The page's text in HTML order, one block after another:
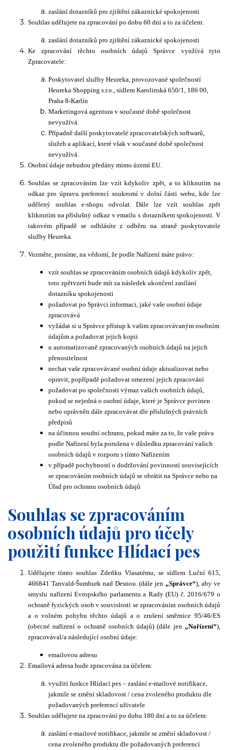
zaslání dotazníků pro zjištění zákaznické spokojenosti
Souhlas udělujete na zpracování po dobu 60 dní a to za účelem:
zaslání dotazníků pro zjištění zákaznické spokojenosti
Ke zpracování těchto osobních údajů Správce využívá tyto
Zpracovatele:
Poskytovatel služby Heureka, provozované společností
Heureka Shopping s.r.o., sídlem Karolinská 650/1, 186 00,
Praha 8-Karlín
Marketingová agentura v současné době společnost
nevyužívá.
Případně další poskytovatelé zpracovatelských softwarů,
služeb a aplikací, které však v současné době společnost
nevyužívá.
Osobní údaje nebudou předány mimo území EU.
Souhlas se zpracováním lze vzít kdykoliv zpět, a to kliknutím na
odkaz pro úpravu preferencí soukromí v dolní části webu, kde lze
udělený souhlas e-shopu odvolat. Dále lze vzít souhlas zpět
kliknutím na příslušný odkaz v emailu s dotazníkem spokojenosti. V
takovém případě se odhlásíte z odběru na straně poskytovatele
služby Heureka.
Vezměte, prosíme, na vědomí, že podle Nařízení máte právo:
vzít souhlas se zpracováním osobních údajů kdykoliv zpět,
toto zpětvzetí bude mít za následek ukončení zasílání
dotazníku spokojenosti
požadovat po Správci informaci, jaké vaše osobní údaje
zpracovává
vyžádat si u Správce přístup k vašim zpracovávaným osobním
údajům a požadovat jejich kopii
u automatizovaně zpracovaných osobních údajů na jejich
přenositelnost
nechat vaše zpracovávané osobní údaje aktualizovat nebo
opravit, popřípadě požadovat omezení jejich zpracování
požadovat po společnosti výmaz vašich osobních údajů,
pokud se nejedná o osobní údaje, které je Správce povinen
nebo oprávněn dále zpracovávat dle příslušných právních
předpisů
na účinnou soudní ochranu, pokud máte za to, že vaše práva
podle Nařízení byla porušena v důsledku zpracování vašich
osobních údajů v rozporu s tímto Nařízením
v případě pochybností o dodržování povinností souvisejících
se zpracováním osobních údajů se obrátit na Správce nebo na
Úřad pro ochranu osobních údajů
Souhlas se zpracováním
osobních údajů pro účely
použití funkce Hlídací pes
Udělujete tímto souhlas Zdeňku Vlasatému, se sídlem Luční 615,
466841 Tanvald-Šumburk nad Desnou. (dále jen„Správce“), aby ve
smyslu nařízení Evropského parlamentu a Rady (EU) č. 2016/679 o
ochraně fyzických osob v souvislosti se zpracováním osobních údajů
a o volném pohybu těchto údajů a o zrušení směrnice 95/46/ES
(obecné nařízení o ochraně osobních údajů) (dále jen „Nařízení“),
zpracovával/a následující osobní údaje:
emailovou adresu
Emailová adresa bude zpracována za účelem:
využití funkce Hlídací pes – zaslání e-mailové notifikace,
jakmile se změní skladovost / cena zvoleného produktu dle
požadovaných preferencí uživatele
Souhlas udělujete na zpracování po dobu 180 dní a to za účelem:
zaslání e-mailové notifikace, jakmile se změní skladovost /
cena zvoleného produktu dle požadovaných preferencí